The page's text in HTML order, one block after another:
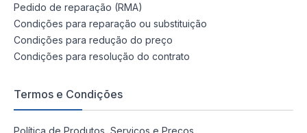
Pedido de reparação (RMA)
Condições para reparação ou substituição
Condições para redução do preço
Condições para resolução do contrato
Termos e Condições
Política de Produtos, Serviços e Preços